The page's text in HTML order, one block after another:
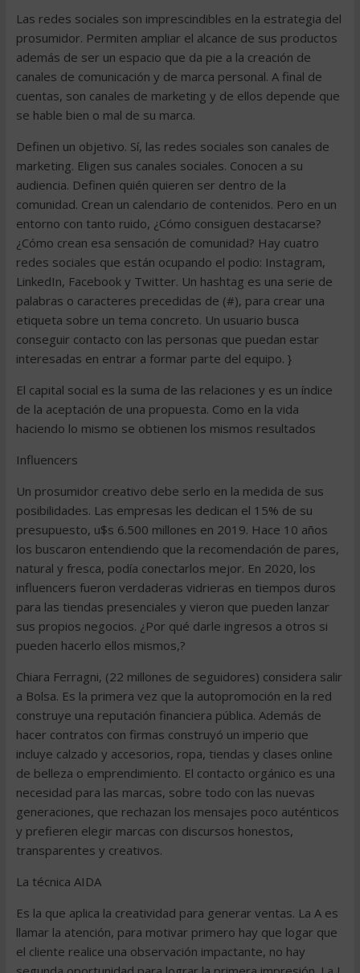
Las redes sociales son imprescindibles en la estrategia del
prosumidor. Permiten ampliar el alcance de sus productos
además de ser un espacio que da pie a la creación de
canales de comunicación y de marca personal. A final de
cuentas, son canales de marketing y de ellos depende que
se hable bien o mal de su marca.
Definen un objetivo. Sí, las redes sociales son canales de
marketing. Eligen sus canales sociales. Conocen a su
audiencia. Definen quién quieren ser dentro de la
comunidad. Crean un calendario de contenidos. Pero en un
entorno con tanto ruido, ¿Cómo consiguen destacarse?
¿Cómo crean esa sensación de comunidad? Hay cuatro
redes sociales que están ocupando el podio: Instagram,
LinkedIn, Facebook y Twitter. Un hashtag es una serie de
palabras o caracteres precedidas de (#), para crear una
etiqueta sobre un tema concreto. Un usuario busca
conseguir contacto con las personas que puedan estar
interesadas en entrar a formar parte del equipo. }
El capital social es la suma de las relaciones y es un índice
de la aceptación de una propuesta. Como en la vida
haciendo lo mismo se obtienen los mismos resultados
Influencers
Un prosumidor creativo debe serlo en la medida de sus
posibilidades. Las empresas les dedican el 15% de su
presupuesto, u$s 6.500 millones en 2019. Hace 10 años
los buscaron entendiendo que la recomendación de pares,
natural y fresca, podía conectarlos mejor. En 2020, los
influencers fueron verdaderas vidrieras en tiempos duros
para las tiendas presenciales y vieron que pueden lanzar
sus propios negocios. ¿Por qué darle ingresos a otros si
pueden hacerlo ellos mismos,?
Chiara Ferragni, (22 millones de seguidores) considera salir
a Bolsa. Es la primera vez que la autopromoción en la red
construye una reputación financiera pública. Además de
hacer contratos con firmas construyó un imperio que
incluye calzado y accesorios, ropa, tiendas y clases online
de belleza o emprendimiento. El contacto orgánico es una
necesidad para las marcas, sobre todo con las nuevas
generaciones, que rechazan los mensajes poco auténticos
y prefieren elegir marcas con discursos honestos,
transparentes y creativos.
La técnica AIDA
Es la que aplica la creatividad para generar ventas. La A es
llamar la atención, para motivar primero hay que logar que
el cliente realice una observación impactante, no hay